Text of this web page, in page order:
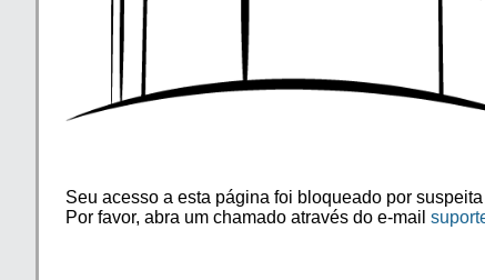
Seu acesso a esta página foi bloqueado por
Por favor, abra um chamado através do e-mail